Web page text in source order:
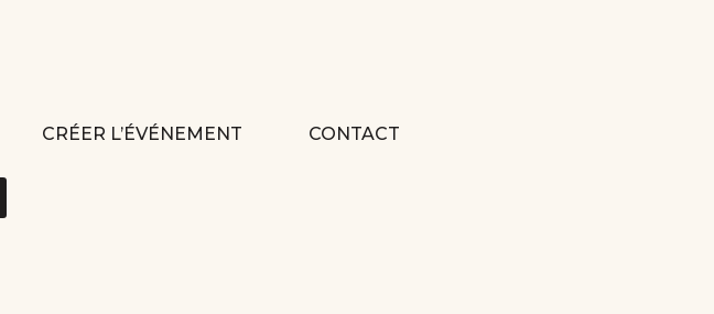
CRÉER L’ÉVÉNEMENT CONTACT